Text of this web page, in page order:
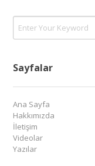
Sayfalar
Ana Sayfa
Hakkımızda
İletişim
Videolar
Yazılar